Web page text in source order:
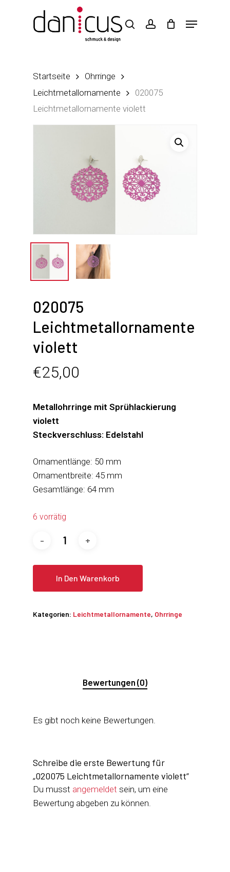
Startseite
Ohrringe
Leichtmetallornamente
020075
Leichtmetallornamente violett
020075
Leichtmetallornamente
violett
€25,00
Metallohrringe mit Sprühlackierung
violett
Steckverschluss: Edelstahl
Ornamentlänge: 50 mm
Ornamentbreite: 45 mm
Gesamtlänge: 64 mm
6 vorrätig
In Den Warenkorb
Kategorien: Leichtmetallornamente, Ohrringe
Bewertungen (0)
Es gibt noch keine Bewertungen.
Schreibe die erste Bewertung für
„020075 Leichtmetallornamente violett“
Du musst angemeldet sein, um eine
Bewertung abgeben zu können.